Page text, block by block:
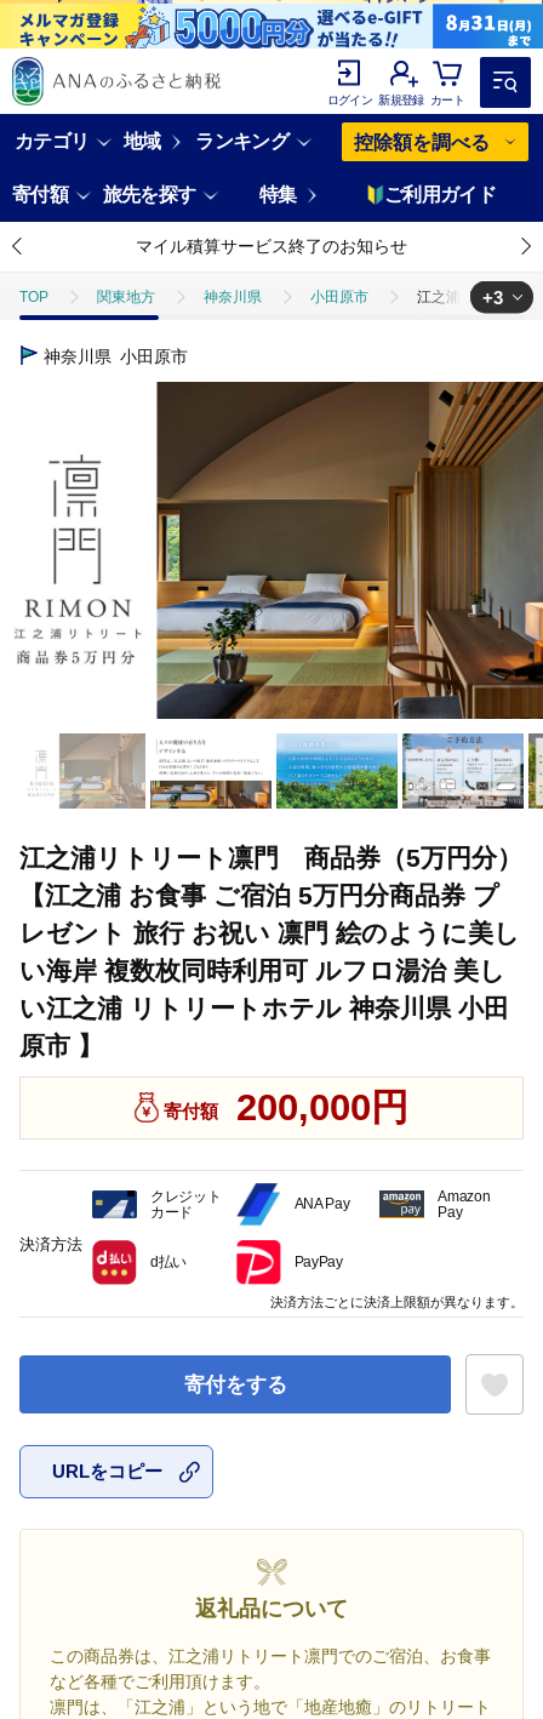
ログイン 新規登録 カート
カテゴリ 地域 ランキング 控除額を調べる
寄付額 旅先を探す 特集 ご利用ガイド
マイル積算サービス終了のお知らせ
TOP 関東地方 神奈川県 小田原市 江之浦リトリート
TOP
体験チケット 江之浦
その他体験チケット
+3
神奈川県 小田原市
江之浦リトリート凛門 商品券（5万円分）
【江之浦 お食事 ご宿泊 5万円分商品券 プ
レゼント 旅行 お祝い 凛門 絵のように美し
い海岸 複数枚同時利用可 ルフロ湯治 美し
い江之浦 リトリートホテル 神奈川県 小田
原市 】
寄付額 200,000円
寄付をする
URLをコピー
返礼品について
この商品券は、江之浦リトリート凛門でのご宿泊、お食事
など各種でご利用頂けます。
凛門は、「江之浦」という地で「地産地癒」のリトリート
決済方法
クレジット
カード
ANA Pay
Amazon
Pay
d払い PayPay
決済方法ごとに決済上限額が異なります。